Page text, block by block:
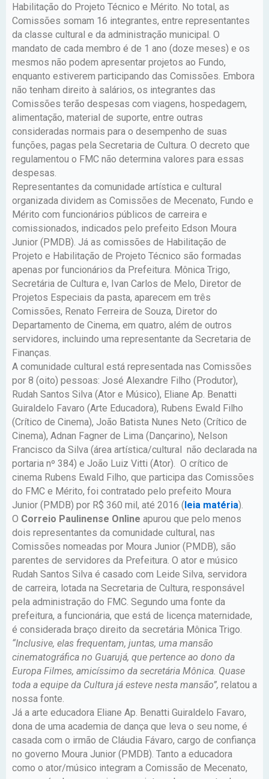
Habilitação do Projeto Técnico e Mérito. No total, as
Comissões somam 16 integrantes, entre representantes
da classe cultural e da administração municipal. O
mandato de cada membro é de 1 ano (doze meses) e os
mesmos não podem apresentar projetos ao Fundo,
enquanto estiverem participando das Comissões. Embora
não tenham direito à salários, os integrantes das
Comissões terão despesas com viagens, hospedagem,
alimentação, material de suporte, entre outras
consideradas normais para o desempenho de suas
funções, pagas pela Secretaria de Cultura. O decreto que
regulamentou o FMC não determina valores para essas
despesas.
Representantes da comunidade artística e cultural
organizada dividem as Comissões de Mecenato, Fundo e
Mérito com funcionários públicos de carreira e
comissionados, indicados pelo prefeito Edson Moura
Junior (PMDB). Já as comissões de Habilitação de
Projeto e Habilitação de Projeto Técnico são formadas
apenas por funcionários da Prefeitura. Mônica Trigo,
Secretária de Cultura e, Ivan Carlos de Melo, Diretor de
Projetos Especiais da pasta, aparecem em três
Comissões, Renato Ferreira de Souza, Diretor do
Departamento de Cinema, em quatro, além de outros
servidores, incluindo uma representante da Secretaria de
Finanças.
A comunidade cultural está representada nas Comissões
por 8 (oito) pessoas: José Alexandre Filho (Produtor),
Rudah Santos Silva (Ator e Músico), Eliane Ap. Benatti
Guiraldelo Favaro (Arte Educadora), Rubens Ewald Filho
(Crítico de Cinema), João Batista Nunes Neto (Crítico de
Cinema), Adnan Fagner de Lima (Dançarino), Nelson
Francisco da Silva (área artística/cultural não declarada na
portaria nº 384) e João Luiz Vitti (Ator). O crítico de
cinema Rubens Ewald Filho, que participa das Comissões
do FMC e Mérito, foi contratado pelo prefeito Moura
Junior (PMDB) por R$ 360 mil, até 2016 (leia matéria).
O Correio Paulinense Online apurou que pelo menos
dois representantes da comunidade cultural, nas
Comissões nomeadas por Moura Junior (PMDB), são
parentes de servidores da Prefeitura. O ator e músico
Rudah Santos Silva é casado com Leide Silva, servidora
de carreira, lotada na Secretaria de Cultura, responsável
pela administração do FMC. Segundo uma fonte da
prefeitura, a funcionária, que está de licença maternidade,
é considerada braço direito da secretária Mônica Trigo.
“Inclusive, elas frequentam, juntas, uma mansão
cinematográfica no Guarujá, que pertence ao dono da
Europa Filmes, amicíssimo da secretária Mônica. Quase
toda a equipe da Cultura já esteve nesta mansão”, relatou a
nossa fonte.
Já a arte educadora Eliane Ap. Benatti Guiraldelo Favaro,
dona de uma academia de dança que leva o seu nome, é
casada com o irmão de Cláudia Fávaro, cargo de confiança
no governo Moura Junior (PMDB). Tanto a educadora
como o ator/músico integram a Comissão de Mecenato,